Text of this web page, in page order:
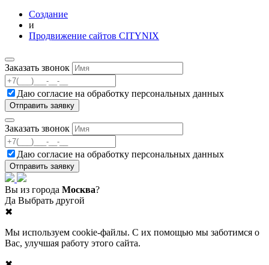
Создание
и
Продвижение сайтов CITYNIX
Заказать звонок
Даю согласие на обработку персональных данных
Заказать звонок
Даю согласие на обработку персональных данных
Вы из города Москва?
Да Выбрать другой
✖
Мы используем cookie-файлы. С их помощью мы заботимся о
Вас, улучшая работу этого сайта.